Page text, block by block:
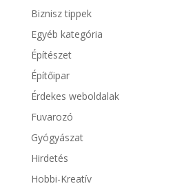
Biznisz tippek
Egyéb kategória
Építészet
Építőipar
Érdekes weboldalak
Fuvarozó
Gyógyászat
Hirdetés
Hobbi-Kreatív